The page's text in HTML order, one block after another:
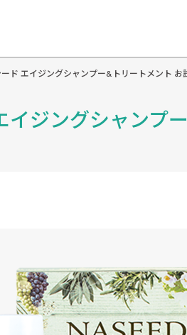
イジングシャンプ
ード エイジングシャンプー&トリートメント お